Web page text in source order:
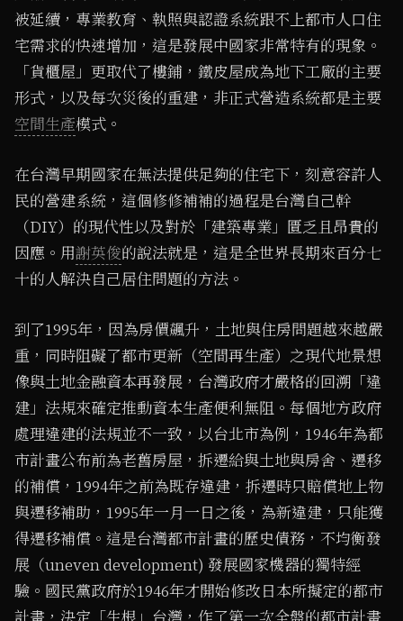
被延續，專業教育、執照與認證系統跟不上都市人口住
宅需求的快速增加，這是發展中國家非常特有的現象。
「貨櫃屋」更取代了樓鋪，鐵皮屋成為地下工廠的主要
形式，以及每次災後的重建，非正式營造系統都是主要
空間生產模式。
在台灣早期國家在無法提供足夠的住宅下，刻意容許人
民的營建系統，這個修修補補的過程是台灣自己幹
（DIY）的現代性以及對於「建築專業」匱乏且昂貴的
因應。用謝英俊的說法就是，這是全世界長期來百分七
十的人解決自己居住問題的方法。
到了1995年，因為房價飆升，土地與住房問題越來越嚴
重，同時阻礙了都市更新（空間再生產）之現代地景想
像與土地金融資本再發展，台灣政府才嚴格的回溯「違
建」法規來確定推動資本生產便利無阻。每個地方政府
處理違建的法規並不一致，以台北市為例，1946年為都
市計畫公布前為老舊房屋，拆遷給與土地與房舍、遷移
的補償，1994年之前為既存違建，拆遷時只賠償地上物
與遷移補助，1995年一月一日之後，為新違建，只能獲
得遷移補償。這是台灣都市計畫的歷史債務，不均衡發
展（uneven development) 發展國家機器的獨特經
驗。國民黨政府於1946年才開始修改日本所擬定的都市